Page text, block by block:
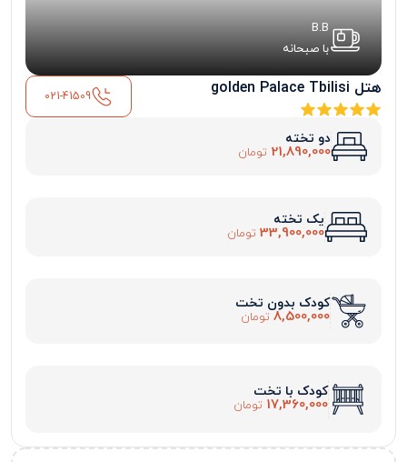
B.B
با صبحانه
هتل golden Palace Tbilisi 021-41509
دو تخته
21,890,000 تومان
یک تخته
33,900,000 تومان
کودک بدون تخت
8,500,000 تومان
کودک با تخت
17,360,000 تومان